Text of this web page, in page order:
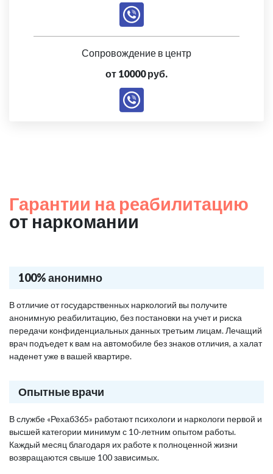
Сопровождение в центр
от 10000 руб.
Гарантии на реабилитацию
от наркомании
100% анонимно
В отличие от государственных наркологий вы получите
анонимную реабилитацию, без постановки на учет и риска
передачи конфиденциальных данных третьим лицам. Лечащий
врач подъедет к вам на автомобиле без знаков отличия, а халат
наденет уже в вашей квартире.
Опытные врачи
В службе «Рехаб365» работают психологи и наркологи первой и
высшей категории минимум с 10-летним опытом работы.
Каждый месяц благодаря их работе к полноценной жизни
возвращаются свыше 100 зависимых.